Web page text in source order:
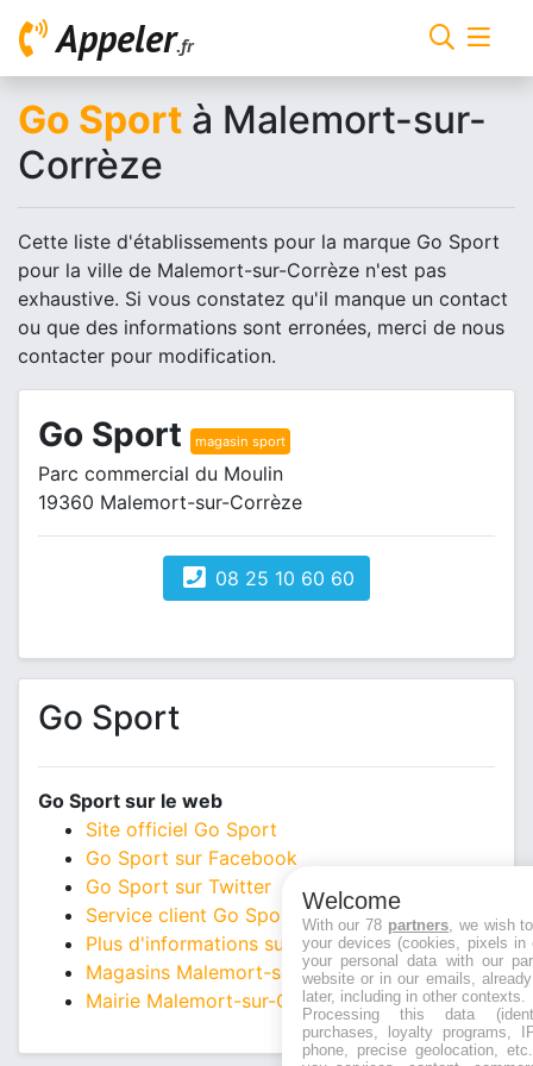
Appeler.fr
Go Sport à Malemort-sur-
Corrèze
Cette liste d'établissements pour la marque Go Sport
pour la ville de Malemort-sur-Corrèze n'est pas
exhaustive. Si vous constatez qu'il manque un contact
ou que des informations sont erronées, merci de nous
contacter pour modification.
Go Sport magasin sport
Parc commercial du Moulin
19360 Malemort-sur-Corrèze
08 25 10 60 60
Go Sport
Go Sport sur le web
Site officiel Go Sport
Go Sport sur Facebook
Go Sport sur Twitter
Service client Go Sport
Plus d'informations sur Go Sport
Magasins Malemort-sur-Corrèze
Mairie Malemort-sur-Corrèze
Welcome
With our 78 partners, we wish
your devices (cookies, pixels
your personal data with our
website or in our emails,
later, including in other contexts.
Processing this data
purchases, loyalty programs,
phone, precise geolocation,